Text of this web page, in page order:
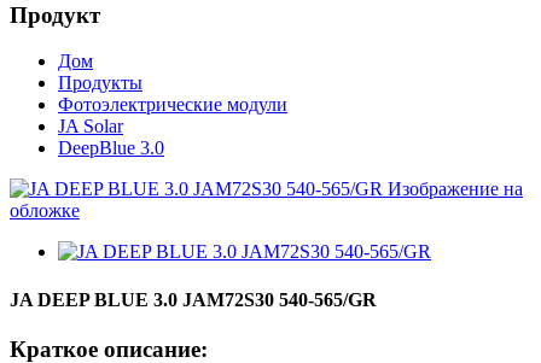
Продукт
Дом
Продукты
Фотоэлектрические модули
JA Solar
DeepBlue 3.0
JA DEEP BLUE 3.0 JAM72S30 540-565/GR
Краткое описание: